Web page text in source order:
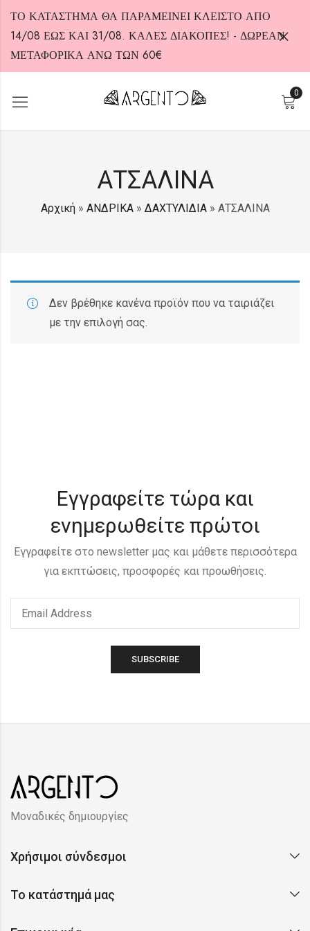
ΤΟ ΚΑΤΑΣΤΗΜΑ ΘΑ ΠΑΡΑΜΕΙΝΕΙ ΚΛΕΙΣΤΟ ΑΠΟ
14/08 ΕΩΣ ΚΑΙ 31/08. ΚΑΛΕΣ ΔΙΑΚΟΠΕΣ! - ΔΩΡΕΑΝ
ΜΕΤΑΦΟΡΙΚΑ ΑΝΩ ΤΩΝ 60€
0
ΑΤΣΑΛΙΝΑ
Αρχική» ΑΝΔΡΙΚΑ» ΔΑΧΤΥΛΙΔΙΑ» ΑΤΣΑΛΙΝΑ
Δεν βρέθηκε κανένα προϊόν που να ταιριάζει
με την επιλογή σας.
Εγγραφείτε τώρα και
ενημερωθείτε πρώτοι
Εγγραφείτε στο newsletter μας και μάθετε περισσότερα
για εκπτώσεις, προσφορές και προωθήσεις.
Μοναδικές δημιουργίες
Χρήσιμοι σύνδεσμοι
Το κατάστημά μας